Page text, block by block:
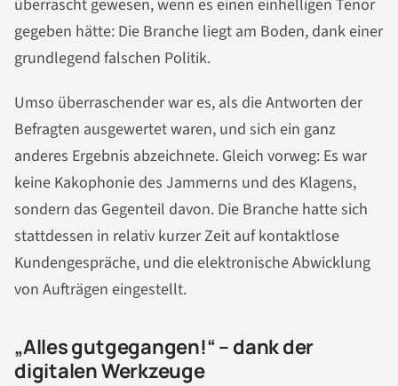
überrascht gewesen, wenn es einen einhelligen Tenor
gegeben hätte: Die Branche liegt am Boden, dank einer
grundlegend falschen Politik.
Umso überraschender war es, als die Antworten der
Befragten ausgewertet waren, und sich ein ganz
anderes Ergebnis abzeichnete. Gleich vorweg: Es war
keine Kakophonie des Jammerns und des Klagens,
sondern das Gegenteil davon. Die Branche hatte sich
stattdessen in relativ kurzer Zeit auf kontaktlose
Kundengespräche, und die elektronische Abwicklung
von Aufträgen eingestellt.
„Alles gutgegangen!“ – dank der
digitalen Werkzeuge